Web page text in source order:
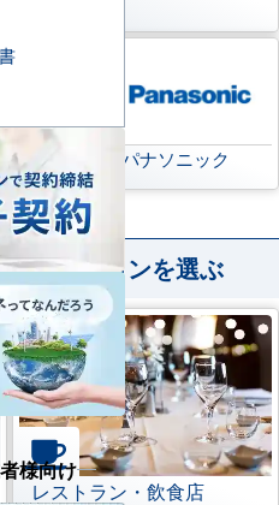
パナソニック
用エアコンを選ぶ
レストラン・飲食店
様向け